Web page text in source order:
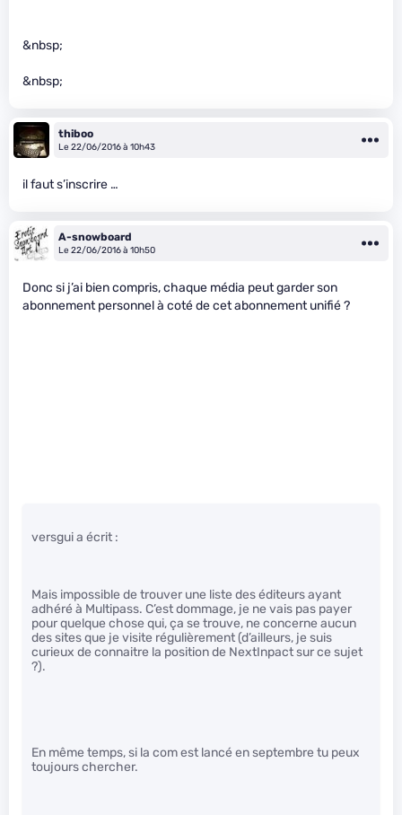
&nbsp;
&nbsp;
thiboo
Le 22/06/2016 à 10h43
il faut s’inscrire …
A-snowboard
Le 22/06/2016 à 10h50
Donc si j’ai bien compris, chaque média peut garder son
abonnement personnel à coté de cet abonnement unifié ?
versgui a écrit :
Mais impossible de trouver une liste des éditeurs ayant
adhéré à Multipass. C’est dommage, je ne vais pas payer
pour quelque chose qui, ça se trouve, ne concerne aucun
des sites que je visite régulièrement (d’ailleurs, je suis
curieux de connaitre la position de NextInpact sur ce sujet
?).
En même temps, si la com est lancé en septembre tu peux
toujours chercher.